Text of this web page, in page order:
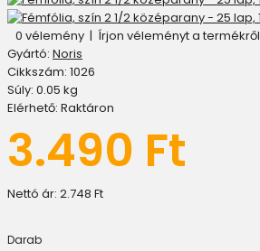
0 vélemény | Írjon véleményt a termékről
Gyártó: Noris
Cikkszám: 1026
Súly: 0.05 kg
Elérhető: Raktáron
3.490 Ft
Nettó ár: 2.748 Ft
Darab